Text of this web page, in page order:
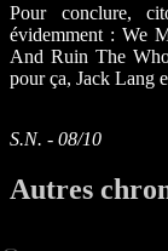
Pour conclure,
évidemment : We
And Ruin The
pour ça, Jack Lang
S.N. - 08/10
Autres